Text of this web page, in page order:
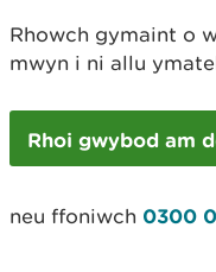
Rhowch gymaint o
mwyn i ni allu
Rhoi gwybod am
neu ffoniwch 0300